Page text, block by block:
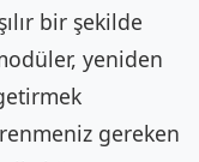
bir şekilde
yeniden
gereken